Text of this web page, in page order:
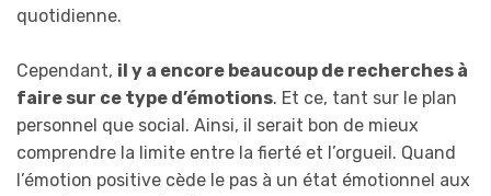
quotidienne.
Cependant, il y a encore beaucoup de recherches à
faire sur ce type d’émotions. Et ce, tant sur le plan
personnel que social. Ainsi, il serait bon de mieux
comprendre la limite entre la fierté et l’orgueil. Quand
l’émotion positive cède le pas à un état émotionnel aux